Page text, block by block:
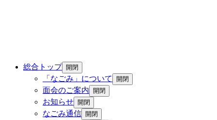
総合トップ 開閉
「なごみ」について 開閉
面会のご案内 開閉
お知らせ 開閉
なごみ通信 開閉